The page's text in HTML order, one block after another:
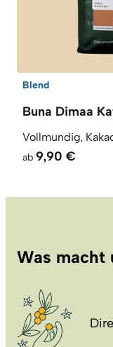
Blend
Buna Dimaa
Vollmundig,
ab 9,90 €
Was macht